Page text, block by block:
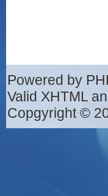
Powered by
Valid XHTML
Copgyright ©